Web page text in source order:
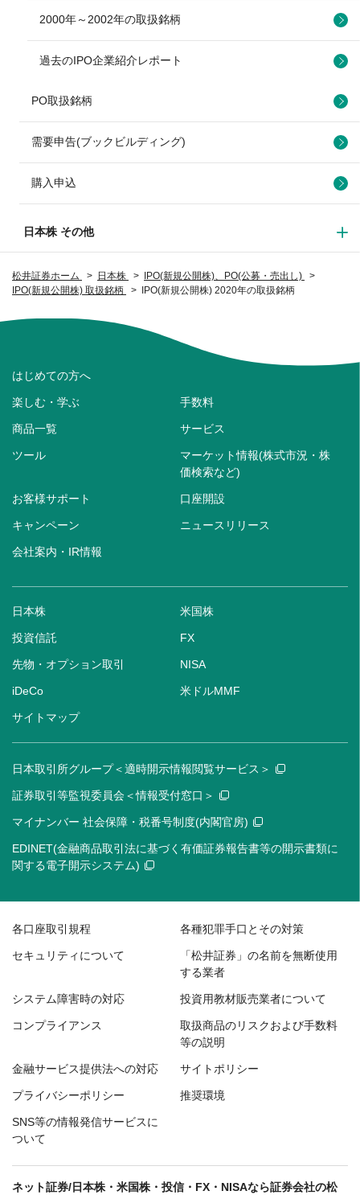
松井証券ホーム 日本株
IPO(新規公開株)、PO(公募・売出し)
IPO(新規公開株) 取扱銘柄
IPO(新規公開株) 2020年の取扱銘柄
2000年～2002年の取扱銘柄
過去のIPO企業紹介レポート
PO取扱銘柄
需要申告(ブックビルディング)
購入申込
日本株 その他
はじめての方へ
楽しむ・学ぶ 手数料
商品一覧 サービス
ツール
マーケット情報(株式市況・株
価検索など)
お客様サポート 口座開設
キャンペーン ニュースリリース
会社案内・IR情報
日本株 米国株
投資信託 FX
先物・オプション取引 NISA
iDeCo 米ドルMMF
サイトマップ
日本取引所グループ＜適時開示情報閲覧サービス＞
証券取引等監視委員会＜情報受付窓口＞
マイナンバー 社会保障・税番号制度(内閣官房)
EDINET(金融商品取引法に基づく有価証券報告書等の開示書類に
関する電子開示システム)
各口座取引規程 各種犯罪手口とその対策
セキュリティについて
「松井証券」の名前を無断使用
する業者
システム障害時の対応 投資用教材販売業者について
コンプライアンス
取扱商品のリスクおよび手数料
等の説明
金融サービス提供法への対応 サイトポリシー
プライバシーポリシー 推奨環境
SNS等の情報発信サービスに
ついて
ネット証券/日本株・米国株・投信・FX・NISAなら証券会社の松